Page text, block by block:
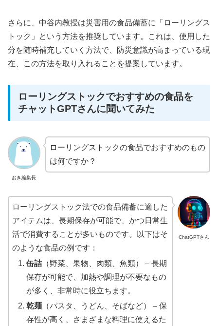
さらに、中谷内教授は災害用の食品備蓄に「ローリングス
トック」という方法を推奨しています。これは、使用した
分を随時補充していく方法で、防災意識が高まっている現
在、この方法を取り入れることを提案しています。
ローリングストックでおすすめの食品を
チャットGPTさんに聞いてみた
おき編集長
ローリングストックの食品でおすすめのもの
は何ですか？
ChatGPTさん
ローリングストック法での食品備蓄に適した
アイテムは、長期保存が可能で、かつ日常生
活で消費することが多いものです。以下はそ
のような食品の例です：
缶詰 （野菜、果物、肉類、魚類） – 長期
保存が可能で、加熱や調理が不要なもの
が多く、非常時に役立ちます。
乾麺 （パスタ、うどん、そばなど） – 保
存性が高く、さまざまな料理に使えるた